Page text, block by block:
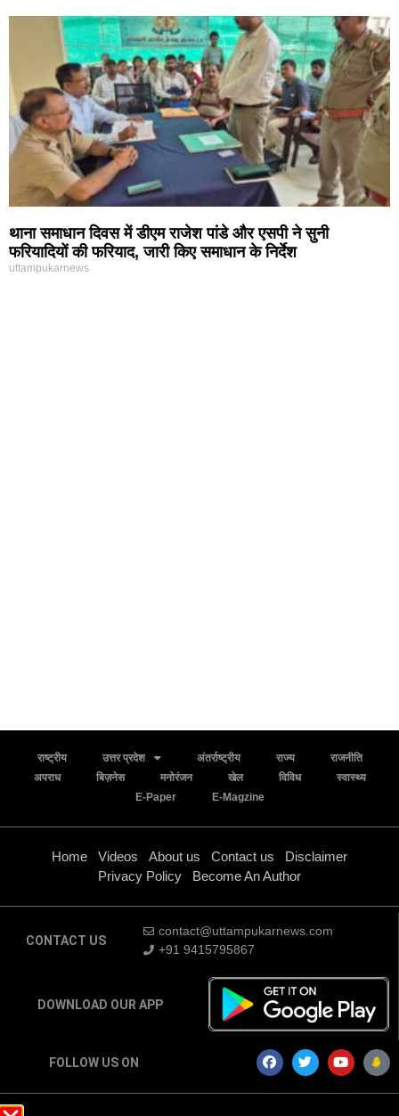
थाना समाधान दिवस में डीएम राजेश पांडे और एसपी ने सुनी
फरियादियों की फरियाद, जारी किए समाधान के निर्देश
uttampukarnews
राष्ट्रीय उत्तर प्रदेश अंतर्राष्ट्रीय राज्य
राजनीति
अपराध
बिज़नेस मनोरंजन खेल विविध
स्वास्थ्य
E-Paper
E-Magzine
Home Videos About us Contact us
Disclaimer
Privacy Policy
Become An Author
CONTACT US
contact@uttampukarnews.com
+91 9415795867
DOWNLOAD OUR APP
FOLLOW US ON